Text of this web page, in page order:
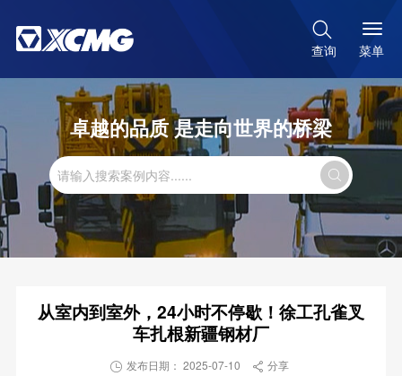

查询 菜单
卓越的品质 是走向世界的桥梁

从室内到室外，24小时不停歇！徐工孔雀叉
车扎根新疆钢材厂
 发布日期： 2025-07-10  分享